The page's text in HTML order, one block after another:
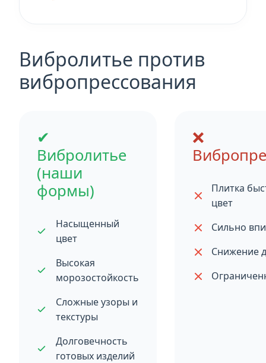
Вибролитье против
вибропрессования
✔
Вибролитье
(наши
формы)
Насыщенный
цвет
Высокая
морозостойкость
Сложные узоры и
текстуры
Долговечность
готовых изделий
❌
Плитка
цвет
Сильно
Снижение